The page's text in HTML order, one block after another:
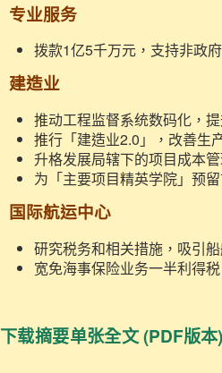
专业服务
拨款1亿5千万元，支持非政
建造业
推动工程监督系统数码化，
推行「建造业2.0」，改善生
升格发展局辖下的项目成本
为「主要项目精英学院」预
国际航运中心
研究税务和相关措施，吸引
宽免海事保险业务一半利得税
下载摘要单张全文(PDF版